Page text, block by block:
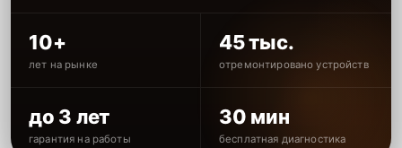
10+
лет на рынке
45 тыс.
отремонтировано устройств
до 3 лет
гарантия на работы
30 мин
бесплатная диагностика